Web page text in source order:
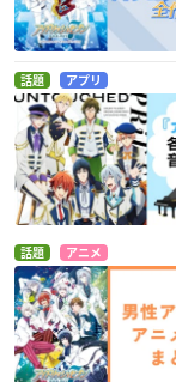
話題 アプリ
話題 アニメ